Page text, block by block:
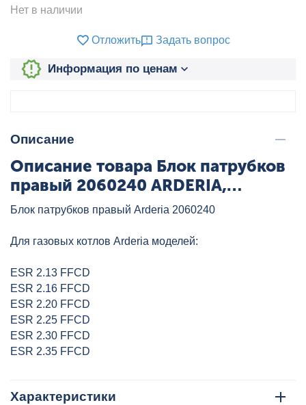
Нет в наличии
Отложить Задать вопрос
Информация по ценам
Описание
Описание товара Блок патрубков
правый 2060240 ARDERIA,
артикул: 2060240
Блок патрубков правый Arderia 2060240
Для газовых котлов Arderia моделей:
ESR 2.13 FFCD
ESR 2.16 FFCD
ESR 2.20 FFCD
ESR 2.25 FFCD
ESR 2.30 FFCD
ESR 2.35 FFCD
Характеристики